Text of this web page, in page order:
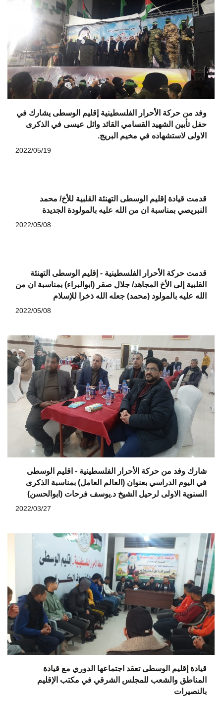
وفد من حركة الأحرار الفلسطينية إقليم الوسطى يشارك في
حفل تأبين الشهيد القسامي القائد وائل عيسى في الذكرى
الاولى لاستشهاده في مخيم البريج.
قدمت قيادة إقليم الوسطى التهنئة القلبية للأخ/ محمد
النبريصي بمناسبة ان من الله عليه بالمولودة الجديدة
قدمت حركة الأحرار الفلسطينية - إقليم الوسطى التهنئة
القلبية إلى الأخ المجاهد/ جلال صقر (ابوالبراء) بمناسبة ان من
الله عليه بالمولود (محمد) جعله الله ذخرا للإسلام
شارك وفد من حركة الأحرار الفلسطينية - اقليم الوسطى
في اليوم الدراسي بعنوان (العالم العامل) بمناسبة الذكرى
السنوية الاولى لرحيل الشيخ د.يوسف فرحات (ابوالحسن)
قيادة إقليم الوسطى تعقد اجتماعها الدوري مع قيادة
المناطق والشعب للمجلس الشرقي في مكتب الإقليم
بالنصيرات